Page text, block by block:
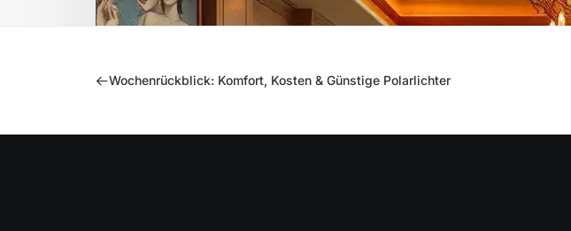
Wochenrückblick: Komfort, Kosten & Günstige Polarlichter